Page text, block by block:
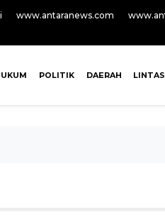
www.antaranews.com
POLITIK DAERAH